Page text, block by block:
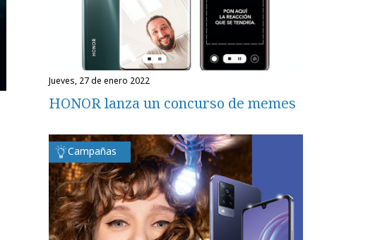
jueves, 27 de enero 2022
HONOR lanza un concurso de memes
Campañas